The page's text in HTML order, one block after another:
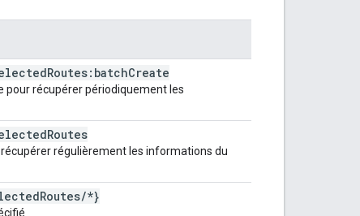
Routes:batchCreate
pour récupérer périodiquement les
Routes
régulièrement les informations du
Routes/*}